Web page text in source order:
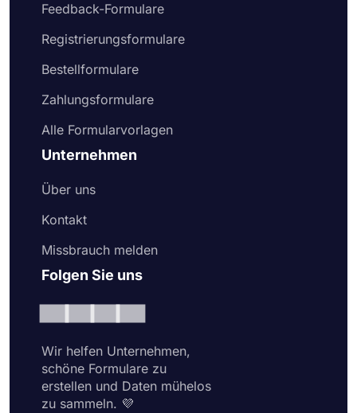
Feedback-Formulare
Registrierungsformulare
Bestellformulare
Zahlungsformulare
Alle Formularvorlagen
Unternehmen
Über uns
Kontakt
Missbrauch melden
Folgen Sie uns
Wir helfen Unternehmen,
schöne Formulare zu
erstellen und Daten mühelos
zu sammeln. 💜